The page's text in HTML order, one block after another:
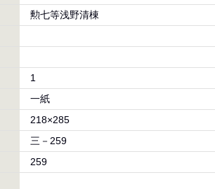
勲七等浅野清棟
1
一紙
218×285
三－259
259